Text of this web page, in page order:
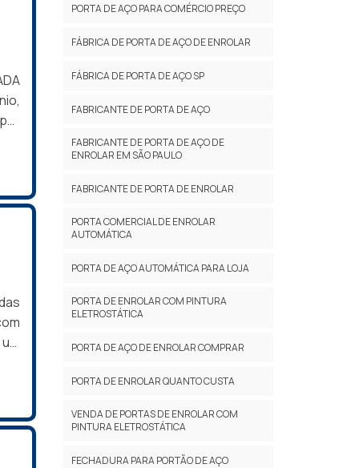
e
é
e
o
PORTA DE AÇO PARA COMÉRCIO PREÇO
FÁBRICA DE PORTA DE AÇO DE ENROLAR
FÁBRICA DE PORTA DE AÇO SP
FABRICANTE DE PORTA DE AÇO
FABRICANTE DE PORTA DE AÇO DE
ENROLAR EM SÃO PAULO
FABRICANTE DE PORTA DE ENROLAR
PORTA COMERCIAL DE ENROLAR
AUTOMÁTICA
PORTA DE AÇO AUTOMÁTICA PARA LOJA
PORTA DE ENROLAR COM PINTURA
ELETROSTÁTICA
PORTA DE AÇO DE ENROLAR COMPRAR
PORTA DE ENROLAR QUANTO CUSTA
VENDA DE PORTAS DE ENROLAR COM
PINTURA ELETROSTÁTICA
FECHADURA PARA PORTÃO DE AÇO